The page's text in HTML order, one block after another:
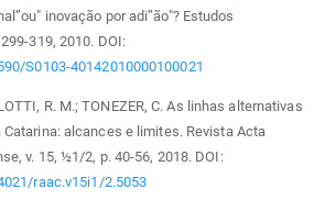
inovação por adi”ão"? Estudos
319, 2010. DOI:
S0103-40142010000100021
R. M.; TONEZER, C. As linhas alternativas
alcances e limites. Revista Acta
v. 15, ½1/2, p. 40-56, 2018. DOI:
raac.v15i1/2.5053